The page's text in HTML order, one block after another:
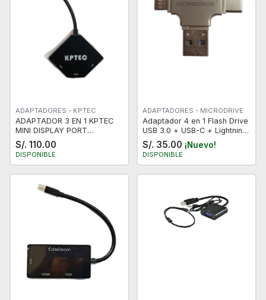
ADAPTADORES - KPTEC
ADAPTADOR 3 EN 1 KPTEC
MINI DISPLAY PORT
THUNDERBOLT A HDMI DVI
VGA / NUEVO
S/. 110.00
DISPONIBLE
ADAPTADORES - MICRODRIVE
Adaptador 4 en 1 Flash Drive
USB 3.0 + USB-C + Lightning
+ V8 + lector de tarjeta TF
S/. 35.00 ¡Nuevo!
DISPONIBLE